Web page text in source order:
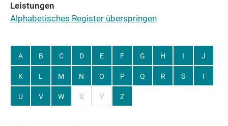
Leistungen
Alphabetisches Register überspringen
A B C D E F G H I J
K L M N O P Q R S T
U V W X Y Z